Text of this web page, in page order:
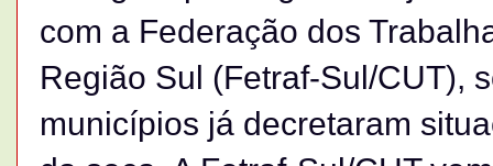
com a Federação dos
Região Sul (Fetraf-Sul/CUT),
municípios já decretaram